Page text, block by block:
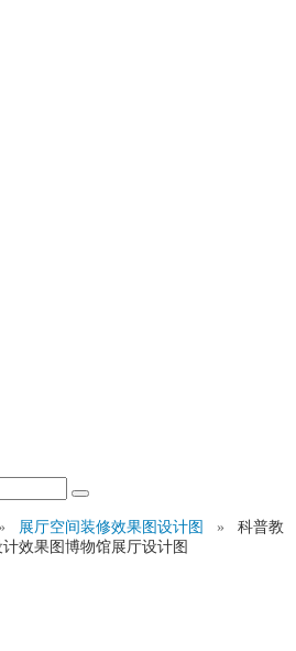
展厅空间装修效果图设计图 »
科普教
效果图博物馆展厅设计图